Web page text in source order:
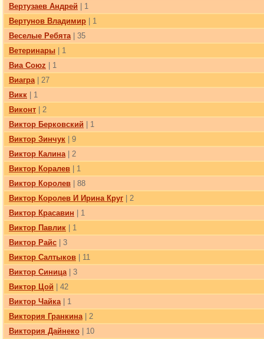
Вертузаев Андрей | 1
Вертунов Владимир | 1
Веселые Ребята| 35
Ветеринары | 1
Виа Союz | 1
Виагра| 27
Викк | 1
Виконт | 2
Виктор Берковский | 1
Виктор Зинчук | 9
Виктор Калина| 2
Виктор Коралев | 1
Виктор Королев | 88
Виктор Королев И Ирина Круг | 2
Виктор Красавин | 1
Виктор Павлик | 1
Виктор Райс | 3
Виктор Салтыков | 11
Виктор Синица| 3
Виктор Цой | 42
Виктор Чайка| 1
Виктория Гранкина| 2
Виктория Дайнеко | 10